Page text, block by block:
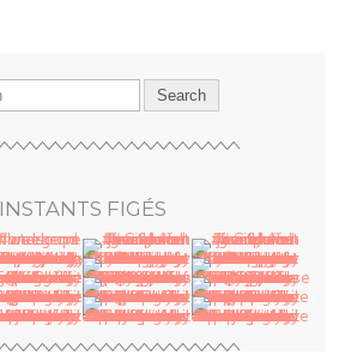
INSTANTS FIGÉS